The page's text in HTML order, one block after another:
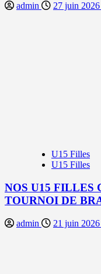
admin 27 juin 2026
U15 Filles
U15 Filles
NOS U15 FILLES
TOURNOI DE
admin 21 juin 2026